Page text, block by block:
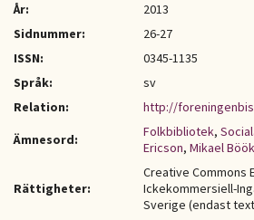
År:
2013
Sidnummer:
26-27
ISSN:
0345-1135
Språk:
sv
Relation:
http://
Ämnesord:
Folkbibliotek,
Ericson, Mikael Böök
Rättigheter:
Creative Commons
Ickekommersiell-
Sverige (endast